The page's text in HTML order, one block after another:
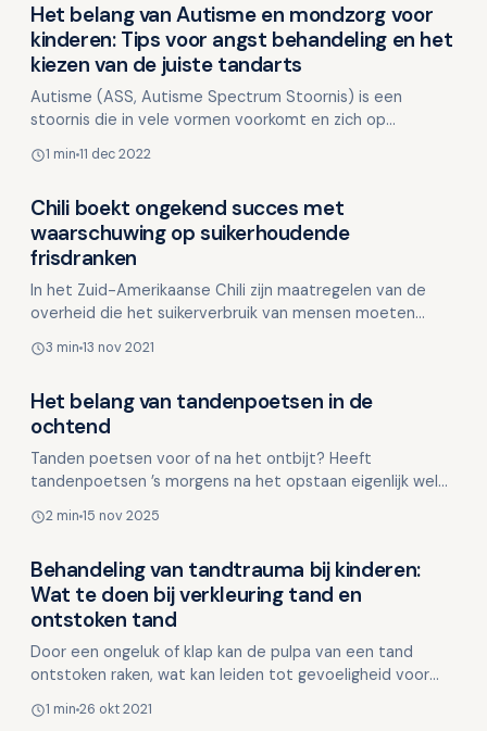
Overig nieuws
Het belang van Autisme en mondzorg voor
kinderen: Tips voor angst behandeling en het
kiezen van de juiste tandarts
Autisme (ASS, Autisme Spectrum Stoornis) is een
stoornis die in vele vormen voorkomt en zich op
zijn vaak o…
1 min 11 dec 2022
Overig nieuws
Chili boekt ongekend succes met
waarschuwing op suikerhoudende
frisdranken
In het Zuid-Amerikaanse Chili zijn maatregelen van de
overheid die het suikerverbruik van mensen moeten
and…
3 min 13 nov 2021
Overig nieuws
Het belang van tandenpoetsen in de
ochtend
Tanden poetsen voor of na het ontbijt? Heeft
tandenpoetsen ’s morgens na het opstaan eigenlijk wel
Het…
2 min 15 nov 2025
Overig nieuws
Behandeling van tandtrauma bij kinderen:
Wat te doen bij verkleuring tand en
ontstoken tand
Door een ongeluk of klap kan de pulpa van een tand
ontstoken raken, wat kan leiden tot gevoeligheid voor
do…
1 min 26 okt 2021